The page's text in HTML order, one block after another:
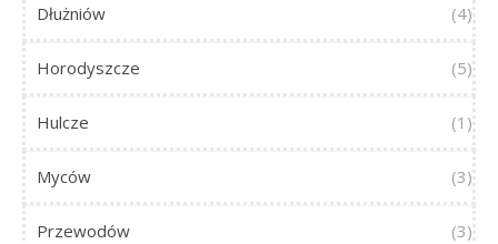
Dłużniów (4)
Horodyszcze (5)
Hulcze (1)
Myców (3)
Przewodów (3)